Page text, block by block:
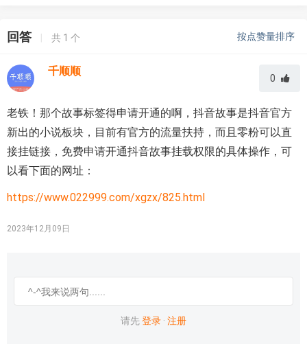
回答 | 共 1 个 按点赞量排序
千顺顺
0
老铁！那个故事标签得申请开通的啊，抖音故事是抖音官方
新出的小说板块，目前有官方的流量扶持，而且零粉可以直
接挂链接，免费申请开通抖音故事挂载权限的具体操作，可
以看下面的网址：
https://www.022999.com/xgzx/825.html
2023年12月09日
请先登录 · 注册